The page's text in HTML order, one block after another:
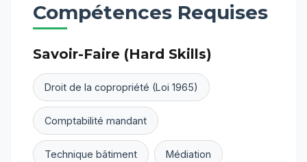
Compétences Requises
Savoir-Faire (Hard Skills)
Droit de la copropriété (Loi 1965)
Comptabilité mandant
Technique bâtiment Médiation